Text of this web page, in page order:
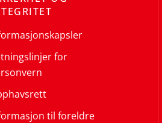
for
til foreldre